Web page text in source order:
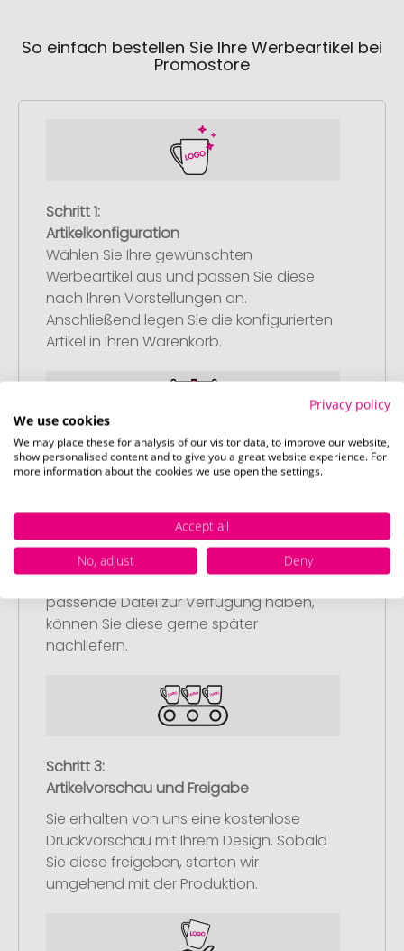
So einfach bestellen Sie Ihre Werbeartikel bei
Promostore
Schritt 1:
Artikelkonfiguration
Wählen Sie Ihre gewünschten
Werbeartikel aus und passen Sie diese
nach Ihren Vorstellungen an.
Anschließend legen Sie die konfigurierten
Artikel in Ihren Warenkorb.
Schritt 2:
Upload Ihres Logos oder Motivs
Laden Sie auf unserer
Bestellabschlussseite (Checkout) Ihr Logo
oder Motiv hoch und schließen Sie Ihre
Bestellung ab. Falls Sie gerade keine
passende Datei zur Verfügung haben,
können Sie diese gerne später
nachliefern.
Schritt 3:
Artikelvorschau und Freigabe
Sie erhalten von uns eine kostenlose
Druckvorschau mit Ihrem Design. Sobald
Sie diese freigeben, starten wir
umgehend mit der Produktion.
Privacy policy
We use cookies
We may place these for analysis of our visitor data, to improve our website,
show personalised content and to give you a great website experience. For
more information about the cookies we use open the settings.
Accept all
No, adjust
Deny